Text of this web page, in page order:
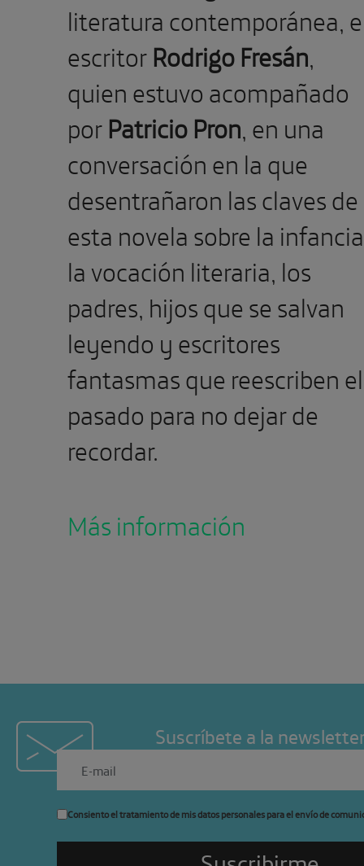
literatura contemporánea,
escritorRodrigo Fresán,
quien estuvo acompañado
porPatricio Pron, en una
conversación en la que
desentrañaron las claves de
esta novela sobre la
la vocación literaria, los
padres, hijos que se salvan
leyendo y escritores
fantasmas que reescriben el
pasado para no dejar de
recordar.
Más información
Suscríbete a la
Consiento el tratamiento de mis datos personales para el envío de